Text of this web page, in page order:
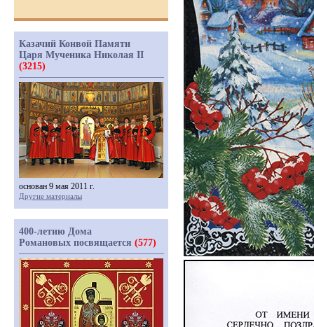
Казачий Конвой Памяти
Царя Мученика Николая II
(3215)
основан 9 мая 2011 г.
Другие материалы
400-летию Дома
Романовых посвящается (577)